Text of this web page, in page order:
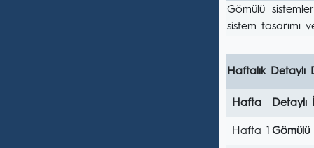
Gömülü
sistem tasarımı
Haftalık Detaylı
Hafta Detaylı
Hafta 1 Gömülü